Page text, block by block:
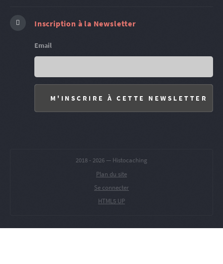
Inscription à la Newsletter
Email
2018 - 2026 — Histocaching
Plan du site
Se connecter
HTML5 UP